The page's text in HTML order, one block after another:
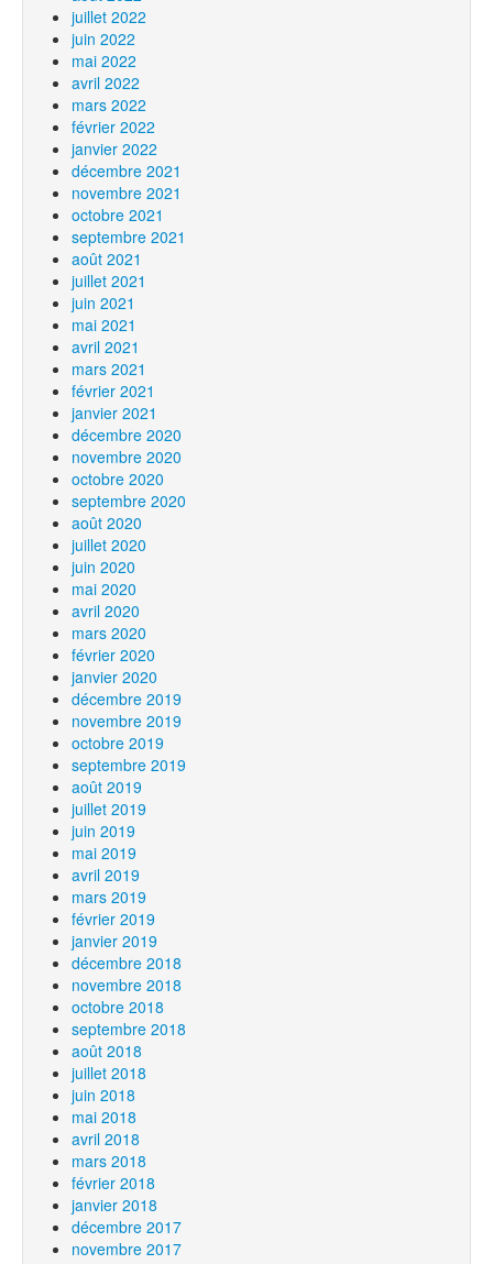
juillet 2022
juin 2022
mai 2022
avril 2022
mars 2022
février 2022
janvier 2022
décembre 2021
novembre 2021
octobre 2021
septembre 2021
août 2021
juillet 2021
juin 2021
mai 2021
avril 2021
mars 2021
février 2021
janvier 2021
décembre 2020
novembre 2020
octobre 2020
septembre 2020
août 2020
juillet 2020
juin 2020
mai 2020
avril 2020
mars 2020
février 2020
janvier 2020
décembre 2019
novembre 2019
octobre 2019
septembre 2019
août 2019
juillet 2019
juin 2019
mai 2019
avril 2019
mars 2019
février 2019
janvier 2019
décembre 2018
novembre 2018
octobre 2018
septembre 2018
août 2018
juillet 2018
juin 2018
mai 2018
avril 2018
mars 2018
février 2018
janvier 2018
décembre 2017
novembre 2017